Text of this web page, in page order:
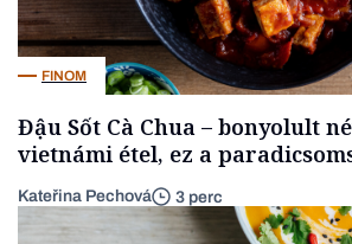
FINOM
Đậu Sốt Cà Chua – bonyolult
vietnámi étel, ez a
Kateřina Pechová 3 perc